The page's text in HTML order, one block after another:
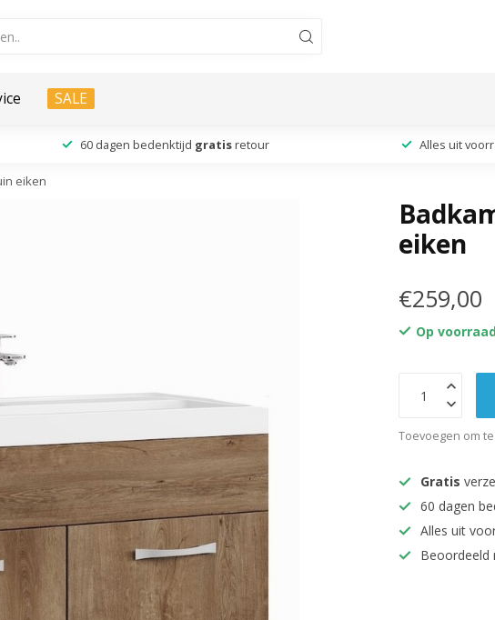
SALE
60 dagen bedenktijd gratis retour Alles uit
eiken
eiken
€259,00
Op
Toevoegen om
Gratis
60 dagen
Alles uit
Beoordeeld